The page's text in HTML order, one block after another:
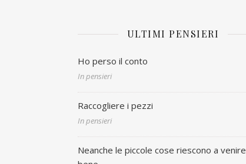
ULTIMI PENSIERI
Ho perso il conto
In pensieri
Raccogliere i pezzi
In pensieri
Neanche le piccole cose riescono a venire